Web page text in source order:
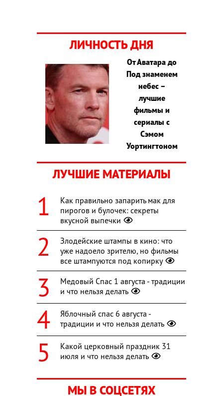
ЛИЧНОСТЬ ДНЯ
От Аватара до
Под знаменем
небес –
лучшие
фильмы и
сериалы с
Сэмом
Уортингтоном
ЛУЧШИЕ МАТЕРИАЛЫ
Как правильно запарить мак для
пирогов и булочек: секреты
вкусной выпечки
Злодейские штампы в кино: что
уже надоело зрителю, но фильмы
все штампуются под копирку
Медовый Спас 1 августа - традиции
и что нельзя делать
Яблочный спас 6 августа -
традиции и что нельзя делать
Какой церковный праздник 31
июля и что нельзя делать
МЫ В СОЦСЕТЯХ